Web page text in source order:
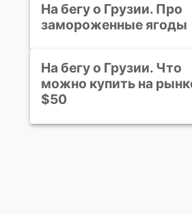
На бегу о Грузии. Про
замороженные ягоды
На бегу о Грузии. Что
можно купить на
$50